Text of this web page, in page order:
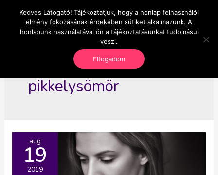
content
OnlineSeedsMan
Üzlet és szabadság
Main
pikkelysömör
aug
19
2019
Kedves Látogató! Tájékoztatjuk, hogy a honlap felhasználói
élmény fokozásának érdekében sütiket alkalmazunk. A
honlapunk használatával ön a tájékoztatásunkat tudomásul
veszi.
Elfogadom